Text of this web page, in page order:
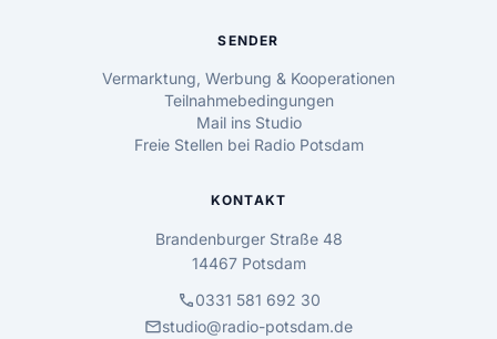
SENDER
Vermarktung, Werbung & Kooperationen
Teilnahmebedingungen
Mail ins Studio
Freie Stellen bei Radio Potsdam
KONTAKT
Brandenburger Straße 48
14467 Potsdam
call0331 581 692 30
mailstudio@radio-potsdam.de